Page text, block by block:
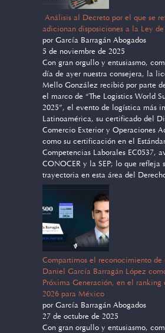
Análisis al Decreto por el que se
adicionan disposiciones a la Ley
por García Barragán Abogados
5 de noviembre de 2025
Con gran orgullo y entusiasmo,
día de ayer nuestra consejera, la
Mello González recibió por parte
el marco de “The Logistics World
2025”, el evento de logística más
Latinoamérica, su certificado del
Comercio Exterior y Operaciones
como su certificación en el
Competencias Laborales EC0537,
CONOCER y la SEP; lo que refleja
trayectoria en esta área del
Compartimos el reconocimiento de
Daniel García Barragán López
Próxima Generación, en el ranking
2026 para México
por García Barragán Abogados
27 de octubre de 2025
Con gran orgullo y entusiasmo,